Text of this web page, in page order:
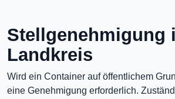
Stellgenehmigung
Landkreis
Wird ein Container auf öffentlichem
eine Genehmigung erforderlich.